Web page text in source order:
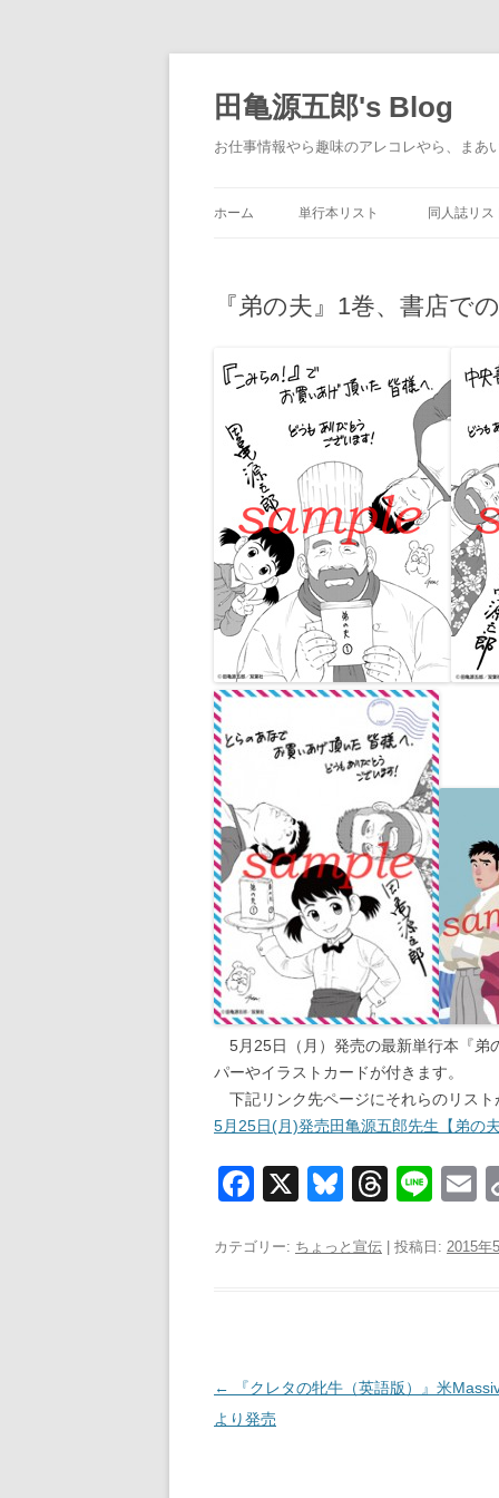
テ
ン
ツ
へ
ス
田亀源五郎's Blog
お仕事情報やら趣味のアレコレやら、ま
ホーム 単行本リスト 同人誌リス
『弟の夫』1巻、書店で
5月25日（月）発売の最新単行本『弟
パーやイラストカードが付きます。
下記リンク先ページにそれらのリスト
5月25日(月)発売田亀源五郎先生【弟の
F
c
o
k
X
Bl
e
T
e
Li
e
E
カテゴリー: ちょっと宣伝 | 投稿日: 2015年
投
稿
←
『クレタの牝牛（英語版）』米
より発売